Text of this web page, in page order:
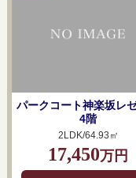
パークコート神楽坂レ
4階
2LDK/64.93㎡
17,450万円